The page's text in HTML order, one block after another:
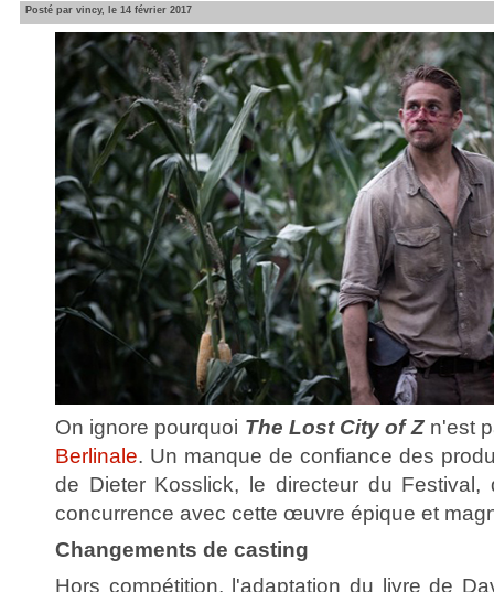
Posté par vincy, le 14 février 2017
On ignore pourquoi The Lost City of Z n'est
Berlinale. Un manque de confiance des
de Dieter Kosslick, le directeur du
concurrence avec cette œuvre épique et
Changements de casting
Hors compétition, l'adaptation du livre de